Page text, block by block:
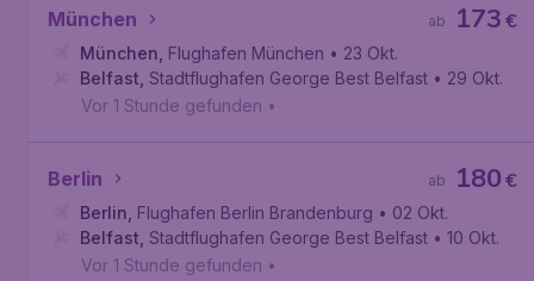
München €
173
ab
München Flughafen München • 23 Okt.
Belfast Stadtflughafen George Best Belfast • 29 Okt.
Vor 1 Stunde gefunden •
Berlin €
180
ab
Berlin Flughafen Berlin Brandenburg • 02 Okt.
Belfast Stadtflughafen George Best Belfast • 10 Okt.
Vor 1 Stunde gefunden •